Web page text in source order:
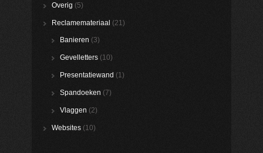
Overig (5)
Reclamemateriaal (21)
Banieren (3)
Gevelletters (10)
Presentatiewand (1)
Spandoeken (7)
Vlaggen (2)
Websites (10)